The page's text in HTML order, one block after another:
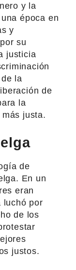
y la
época en
y
su
justicia
la
de
la
justa.
de
En un
eran
luchó por
de los
justos.